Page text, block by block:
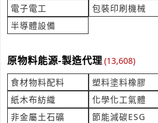
想詢問加工產品製作，方便提供mail
產業:塑料塗料橡膠
時間:08/05 17:46
***yujie@outlook.com
料理競賽的用電 提供約30組的攤位供電
產業:電子電工製造代理
電子電工
包裝印刷機械
半導體設備
原物料能源-製造代理(13,608)
食材物料配料
塑料塗料橡膠
紙木布紡織
化學化工氣體
非金屬土石礦
節能減碳ESG